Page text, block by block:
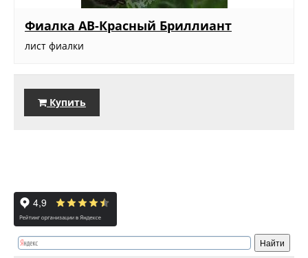
Фиалка АВ-Красный Бриллиант
лист фиалки
Купить